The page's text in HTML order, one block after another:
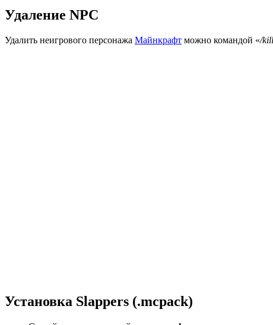
Удаление NPC
Удалить неигрового персонажа Майнкрафт можно командой «/
Установка Slappers (.mcpack)